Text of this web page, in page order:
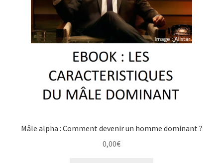
Mâle alpha : Comment devenir un homme dominant ?
0,00€